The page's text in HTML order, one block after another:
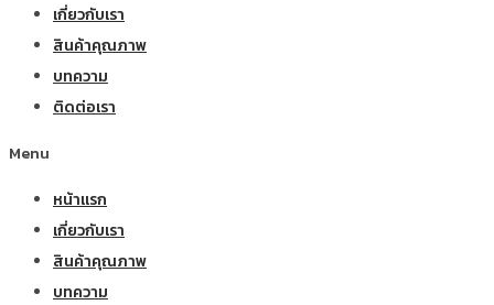
เกี่ยวกับเรา
สินค้าคุณภาพ
บทความ
ติดต่อเรา
Menu
หน้าแรก
เกี่ยวกับเรา
สินค้าคุณภาพ
บทความ